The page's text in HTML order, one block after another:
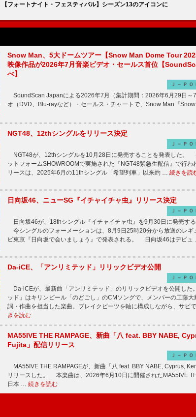
フォートナイト・フェスティバル】シーズン13のアイコンに
Snow Man、5大ドームツアー【Snow Man Dome Tour
映像作品が2026年7月音楽ビデオ・セールス首位【
べ】
Ｊ－ＰＯ
SoundScan Japanによる2026年7月（集計期間：2026年6月29日～
オ（DVD、Blu-rayなど）・セールス・チャートで、Snow Man『
NGT48、12thシングルをリリース決定
Ｊ－ＰＯ
NGT48が、12thシングルを10月28日に発売することを発表した。
ットフォームSHOWROOMで実施された『NGT48緊急生配信』で行わ
リースは、2025年6月の11thシングル「希望列車」以来約 … 続きを読
日向坂46、ニューSG『イチャイチャ虫』リリース決定
Ｊ－ＰＯ
日向坂46が、18thシングル『イチャイチャ虫』を9月30日に発売する
今シングルのフォーメーションは、8月9日25時20分から放送のレギ
ビ東京『日向坂で会いましょう』で発表される。 日向坂46はデビュ
Da-iCE、「アンリミテッド」リリックビデオ公開
Ｊ－ＰＯ
Da-iCEが、最新曲「アンリミテッド」のリリックビデオを公開し
ッド」はキリンビール「のどごし」のCMソングで、メンバーの工藤
詞・作曲を担当した楽曲。ブレイクビーツを軸に構成しながら、サビ
きを読む
MA55IVE THE RAMPAGE、新曲「八 feat. BBY NABE,
Fujita」配信リリース
Ｊ－ＰＯ
MA55IVE THE RAMPAGEが、新曲「八 feat. BBY NABE, Cyprus,
リリースした。 本楽曲は、2026年6月10日に開催されたMA55IVE
日本 … 続きを読む